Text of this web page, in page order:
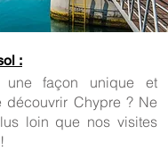
:
une façon unique et
découvrir Chypre ? Ne
loin que nos visites